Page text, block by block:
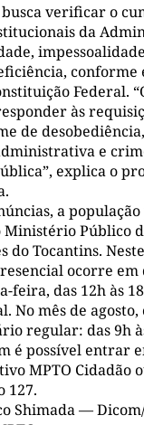
verificar o
da
conforme
Federal.
às
de
e
explica o
a
Ministério Público
do Tocantins.
ocorre em
feira, das 12h às
No mês de agosto,
regular: das 9h
é possível entrar
MPTO Cidadão
127.
Shimada —